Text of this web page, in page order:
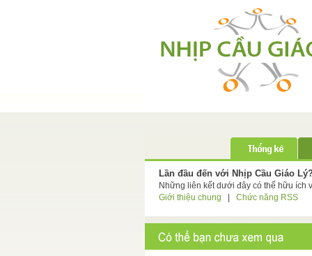
Lần đầu đến với Nhịp Cầu Giáo
Những liên kết dưới đây có thể hữu ích
Giới thiệu chung
Chức năng RSS